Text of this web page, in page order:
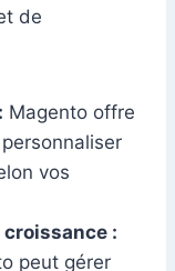
de
Magento offre
vos
:
peut gérer